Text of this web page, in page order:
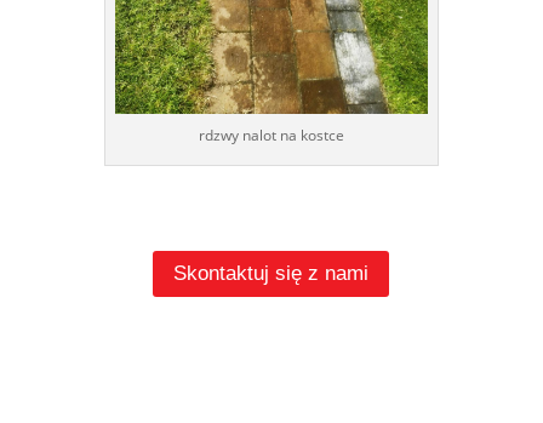
rdzwy nalot na kostce
Skontaktuj się z nami